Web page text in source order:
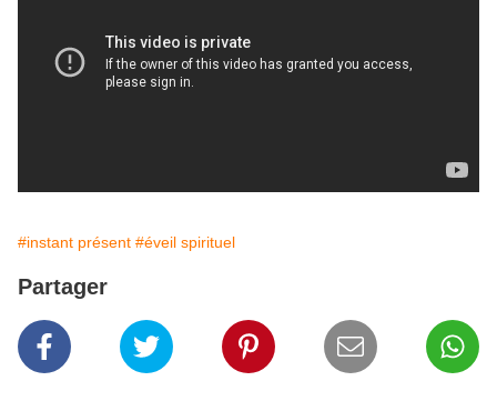
#instant présent #éveil spirituel
Partager